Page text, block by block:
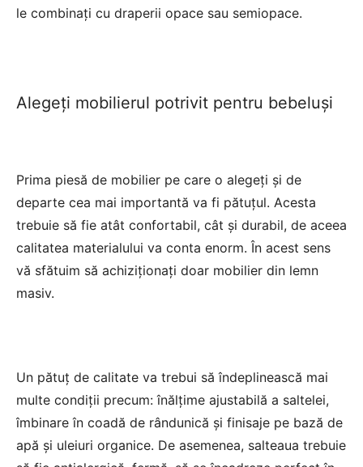
le combinați cu draperii opace sau semiopace.
Alegeți mobilierul potrivit pentru bebeluși
Prima piesă de mobilier pe care o alegeți și de
departe cea mai importantă va fi pătuțul. Acesta
trebuie să fie atât confortabil, cât și durabil, de aceea
calitatea materialului va conta enorm. În acest sens
vă sfătuim să achiziționați doar mobilier din lemn
masiv.
Un pătuț de calitate va trebui să îndeplinească mai
multe condiții precum: înălțime ajustabilă a saltelei,
îmbinare în coadă de rândunică și finisaje pe bază de
apă și uleiuri organice. De asemenea, salteaua trebuie